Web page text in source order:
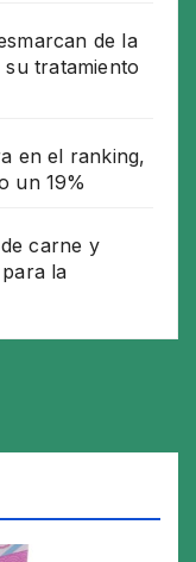
de la
tratamiento
en el ranking,
un 19%
carne y
la